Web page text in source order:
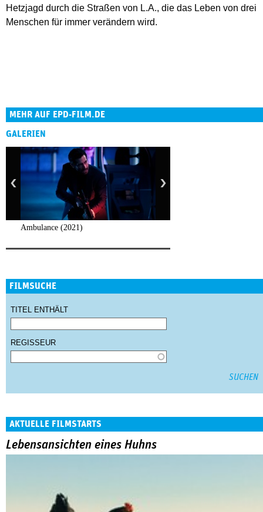
Hetzjagd durch die Straßen von L.A., die das Leben von drei
Menschen für immer verändern wird.
MEHR AUF EPD-FILM.DE
GALERIEN
Ambulance (2021)
FILMSUCHE
TITEL ENTHÄLT
REGISSEUR
AKTUELLE FILMSTARTS
Lebensansichten eines Huhns